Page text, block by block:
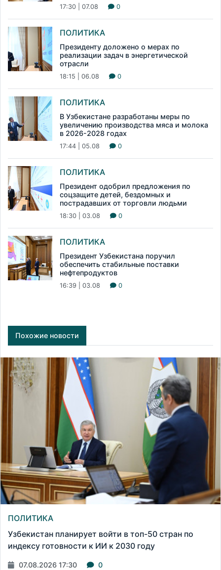
17:30 | 07.08 0
ПОЛИТИКА
Президенту доложено о мерах по
реализации задач в энергетической
отрасли
18:15 | 06.08 0
ПОЛИТИКА
В Узбекистане разработаны меры по
увеличению производства мяса и молока
в 2026-2028 годах
17:44 | 05.08 0
ПОЛИТИКА
Президент одобрил предложения по
соцзащите детей, бездомных и
пострадавших от торговли людьми
18:30 | 03.08 0
ПОЛИТИКА
Президент Узбекистана поручил
обеспечить стабильные поставки
нефтепродуктов
16:39 | 03.08 0
Похожие новости
ПОЛИТИКА
Узбекистан планирует войти в топ-50 стран по
индексу готовности к ИИ к 2030 году
07.08.2026 17:30 0